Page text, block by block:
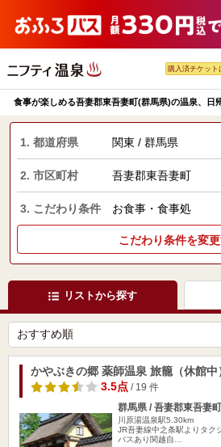
購入済チケット
食事が楽しめる吾妻郡東吾妻町(群馬県)の温泉、日
1. 都道府県 関東 / 群馬県
2. 市区町村 吾妻郡東吾妻町
3. こだわり条件 お食事・食事処
こだわり条件を変
リストから探す
かやぶきの郷 薬師温泉 旅籠（休館中
3.5点/ 19 件
群馬県 / 吾妻郡東吾妻
川原湯温泉駅5.30km
JR吾妻線中之条駅よりタク
バスあり関越自…